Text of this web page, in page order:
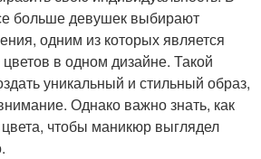
больше девушек выбирают
одним из которых является
в одном дизайне. Такой
уникальный и стильный образ,
Однако важно знать, как
чтобы маникюр выглядел